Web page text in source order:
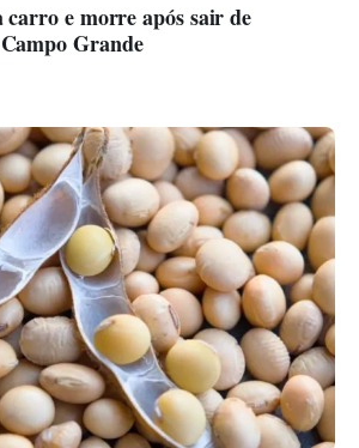
e morre após sair de
Grande